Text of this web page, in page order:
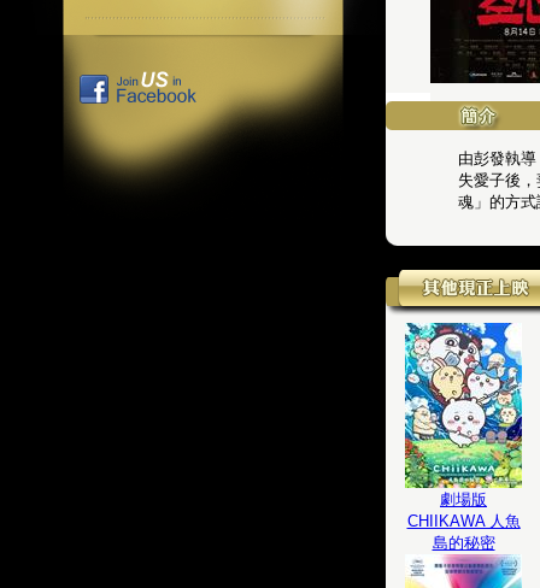
由彭發執
失愛子後
魂」的方
劇場版
CHIIKAWA 人魚
島的秘密